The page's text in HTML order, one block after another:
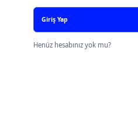
Giriş Yap
Henüz hesabınız yok mu?